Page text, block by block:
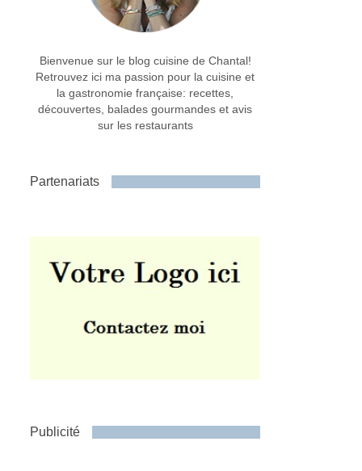
Bienvenue sur le blog cuisine de Chantal!
Retrouvez ici ma passion pour la cuisine et
la gastronomie française: recettes,
découvertes, balades gourmandes et avis
sur les restaurants
Partenariats
Publicité